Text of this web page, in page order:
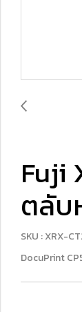
Fuji
ตลับ
SKU : XRX-
DocuPrint